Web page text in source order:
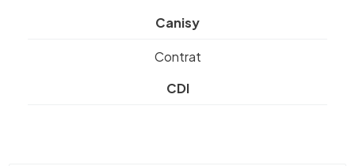
Canisy
Contrat
CDI